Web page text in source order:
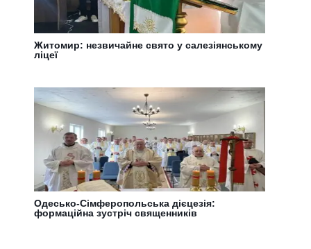
Житомир: незвичайне свято у салезіянському
ліцеї
Одесько-Сімферопольська дієцезія:
формаційна зустріч священників